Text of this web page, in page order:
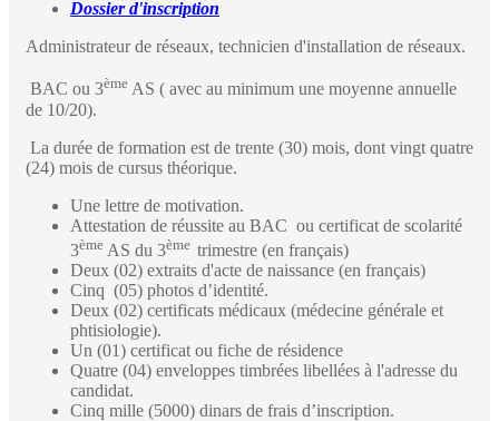
Dossier d'inscription
Administrateur de réseaux, technicien d'installation de réseaux.
BAC ou 3ème AS ( avec au minimum une moyenne annuelle
de 10/20).
La durée de formation est de trente (30) mois, dont vingt quatre
(24) mois de cursus théorique.
Une lettre de motivation.
Attestation de réussite au BAC ou certificat de scolarité
3ème AS du 3ème trimestre (en français)
Deux (02) extraits d'acte de naissance (en français)
Cinq (05) photos d’identité.
Deux (02) certificats médicaux (médecine générale et
phtisiologie).
Un (01) certificat ou fiche de résidence
Quatre (04) enveloppes timbrées libellées à l'adresse du
candidat.
Cinq mille (5000) dinars de frais d’inscription.